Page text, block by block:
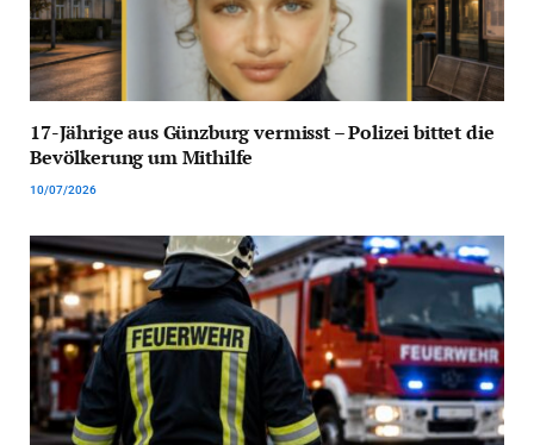
17-Jährige aus Günzburg vermisst – Polizei bittet die
Bevölkerung um Mithilfe
10/07/2026